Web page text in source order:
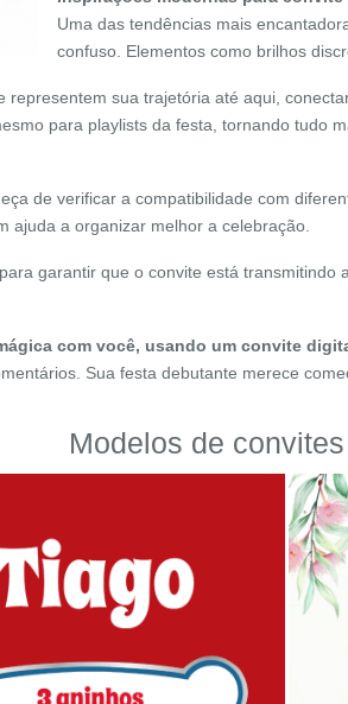
Uma das tendências mais
confuso. Elementos como brilhos
sua trajetória até aqui,
para playlists da festa, tornando tudo
de verificar a compatibilidade com
ajuda a organizar melhor a celebração.
garantir que o convite está
com você, usando um convite
Sua festa debutante merece
Modelos de